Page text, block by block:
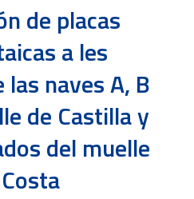
de placas
a les
naves A, B
de Castilla y
del muelle